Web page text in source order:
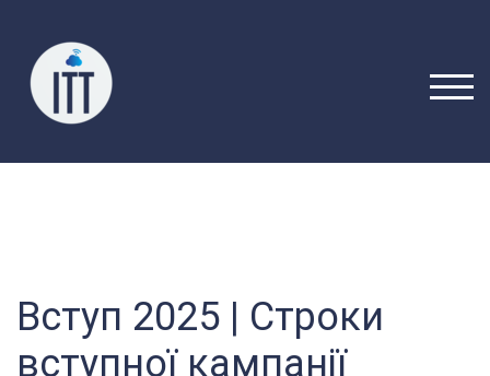
вмісту
Вступ 2025 | Строки
вступної кампанії